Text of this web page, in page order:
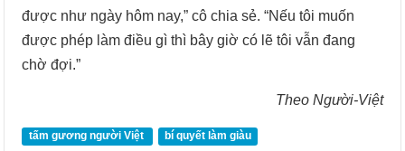
được như ngày hôm nay,” cô chia sẻ. “Nếu tôi muốn
được phép làm điều gì thì bây giờ có lẽ tôi vẫn đang
chờ đợi.”
Theo Người-Việt
tấm gương người Việt bí quyết làm giàu